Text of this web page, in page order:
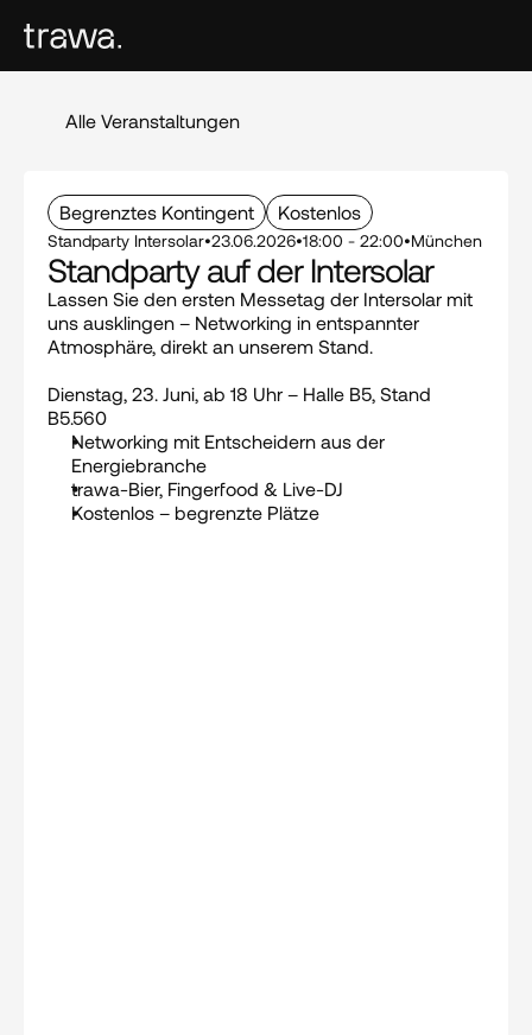
Alle Veranstaltungen
Begrenztes Kontingent Kostenlos
Standparty Intersolar•23.06.2026•18:00 - 22:00•München
Standparty auf der Intersolar
Lassen Sie den ersten Messetag der Intersolar mit
uns ausklingen – Networking in entspannter
Atmosphäre, direkt an unserem Stand.
Dienstag, 23. Juni, ab 18 Uhr – Halle B5, Stand
B5.560
Networking mit Entscheidern aus der
Energiebranche
trawa-Bier, Fingerfood & Live-DJ
Kostenlos – begrenzte Plätze